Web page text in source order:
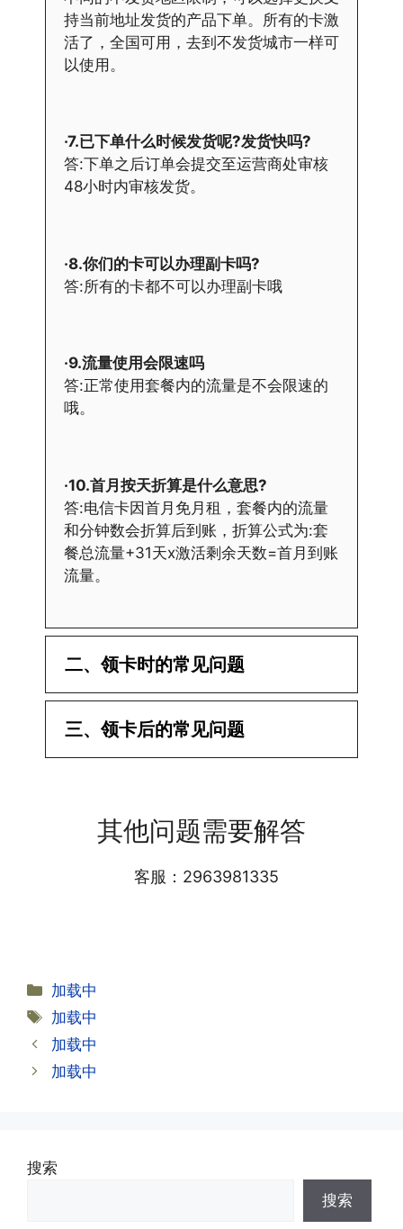
持当前地址发货的产品下单。所有的卡激
活了，全国可用，去到不发货城市一样可
以使用。
·7.已下单什么时候发货呢?发货快吗?
答:下单之后订单会提交至运营商处审核
48小时内审核发货。
·8.你们的卡可以办理副卡吗?
答:所有的卡都不可以办理副卡哦
·9.流量使用会限速吗
答:正常使用套餐内的流量是不会限速的
哦。
·10.首月按天折算是什么意思?
答:电信卡因首月免月租，套餐内的流量
和分钟数会折算后到账，折算公式为:套
餐总流量+31天x激活剩余天数=首月到账
流量。
二、领卡时的常见问题
·1.已经操作激活了怎么没有网?还不能使
用呢?
详细套餐，这就说明已激活成功!耗时一
早上才可以进行人工审核;快递激活的基
·2.激活成功了，我怎么查套餐呢?
答:下载对应运营商的官方手机营业厅
APP,进行登录绑定，登录后可以在主页
查询到流量和话费是否正常到账;如果未
·3.激活后话费和流量怎么没到?或者流量
三、领卡后的常见问题
小哥处参加活动充值，后续充值就是任意
业厅都可以;
信大部分都没有合约期，每一个卡的产品
资料都有详细的注销流程和注意事项;
·4.为什么手机卡刚激活60天内不能换手
其他问题需要解答
客服：2963981335
分
类
加载中
标
签
加载中
加载中
加载中
搜索
搜索